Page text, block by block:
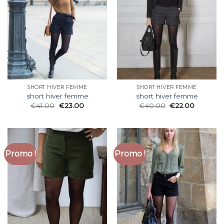
SHORT HIVER FEMME
short hiver femme
€41.00 €23.00
SHORT HIVER FEMME
short hiver femme
€40.00 €22.00
Promo ! Promo !